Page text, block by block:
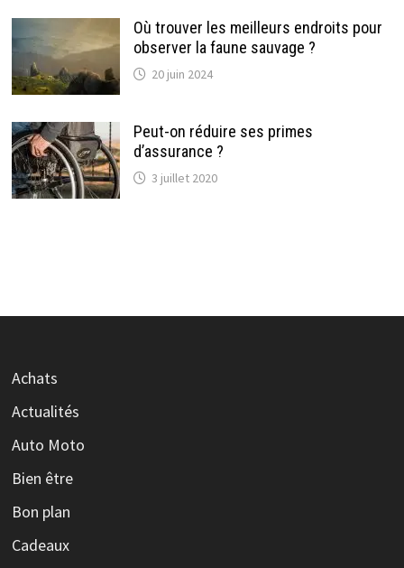
Où trouver les meilleurs endroits pour
observer la faune sauvage ?
20 juin 2024
Peut-on réduire ses primes
d’assurance ?
3 juillet 2020
Achats
Actualités
Auto Moto
Bien être
Bon plan
Cadeaux